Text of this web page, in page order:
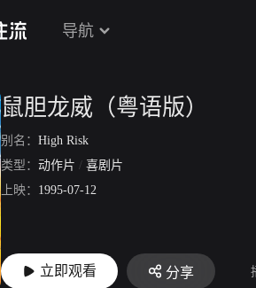
导航
鼠胆龙威（粤语版）
别名： High Risk
类型： 动作片 / 喜剧片
上映： 1995-07-12
立即观看 分享